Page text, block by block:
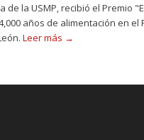
de la USMP, recibió el Premio
años de alimentación en el
Leer más →